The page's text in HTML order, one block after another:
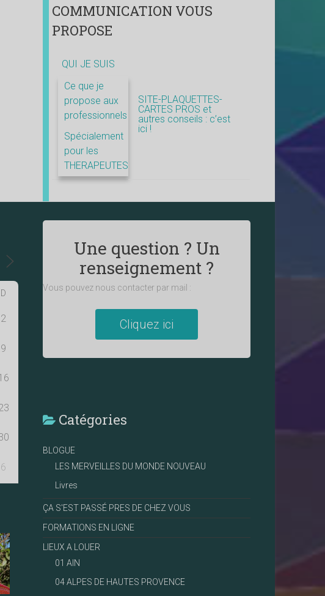
COMMUNICATION VOUS
PROPOSE
QUI JE SUIS
Ce que je
propose aux
professionnels
Spécialement
pour les
THERAPEUTES
SITE-PLAQUETTES-
CARTES PROS et
autres conseils : c’est
ici !
D
2
9
6
Une question ? Un
renseignement ?
Vous pouvez nous contacter par mail :
Cliquez ici
Catégories
BLOGUE
LES MERVEILLES DU MONDE NOUVEAU
Livres
ÇA S'EST PASSÉ PRES DE CHEZ VOUS
FORMATIONS EN LIGNE
LIEUX A LOUER
01 AIN
04 ALPES DE HAUTES PROVENCE